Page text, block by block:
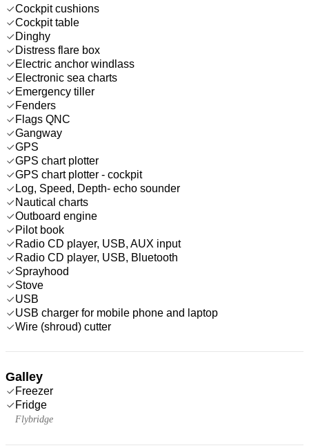
Cockpit cushions
Cockpit table
Dinghy
Distress flare box
Electric anchor windlass
Electronic sea charts
Emergency tiller
Fenders
Flags QNC
Gangway
GPS
GPS chart plotter
GPS chart plotter - cockpit
Log, Speed, Depth- echo sounder
Nautical charts
Outboard engine
Pilot book
Radio CD player, USB, AUX input
Radio CD player, USB, Bluetooth
Sprayhood
Stove
USB
USB charger for mobile phone and laptop
Wire (shroud) cutter
Galley
Freezer
Fridge
Flybridge